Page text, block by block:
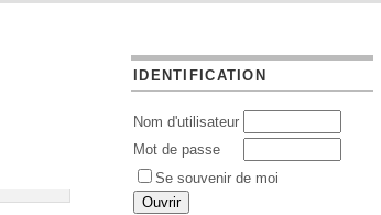
IDENTIFICATION
Nom d'utilisateur
Mot de passe
Se souvenir de moi